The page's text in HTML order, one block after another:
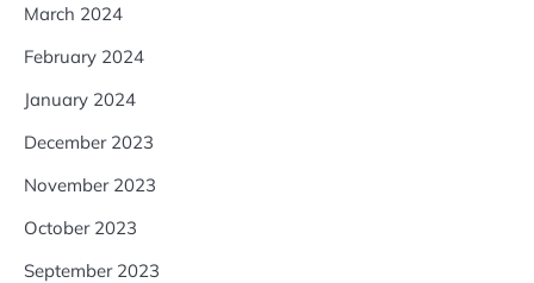
March 2024
February 2024
January 2024
December 2023
November 2023
October 2023
September 2023